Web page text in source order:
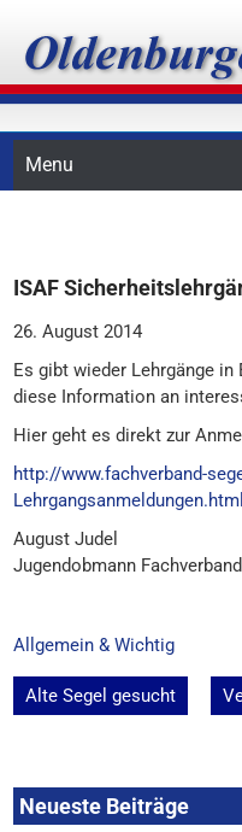
content
Menu
ISAF
26. August 2014
Es gibt wieder Lehrgänge
diese Information an
Hier geht es direkt zur
http://www.fachverband-
Lehrgangsanmeldungen.html
August Judel
Jugendobmann
Allgemein & Wichtig
Alte Segel gesucht
Neueste Beiträge